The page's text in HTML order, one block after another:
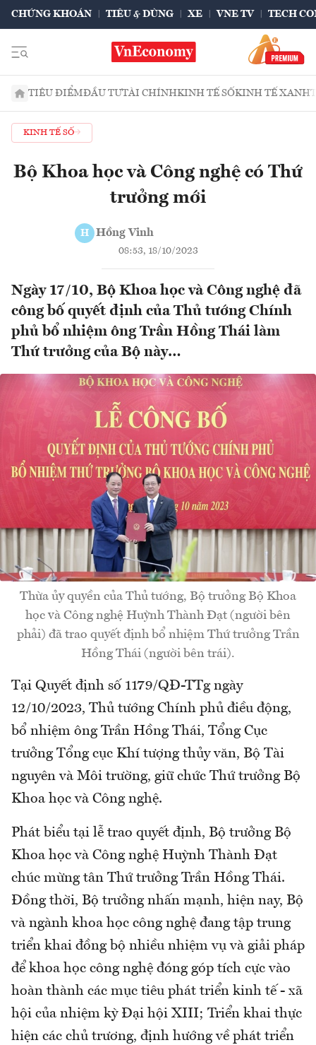
CHỨNG KHOÁN TIÊU & DÙNG XE VNE TV TECH
TIÊU ĐIỂMĐẦU TƯTÀI CHÍNHKINH TẾ SỐKINH TẾ XANH
KINH TẾ SỐ
Bộ Khoa học và Công nghệ có Thứ
trưởng mới
H Hồng Vinh
08:53, 18/10/2023
Ngày 17/10, Bộ Khoa học và Công nghệ đã
công bố quyết định của Thủ tướng Chính
phủ bổ nhiệm ông Trần Hồng Thái làm
Thứ trưởng của Bộ này…
Thừa ủy quyền của Thủ tướng, Bộ trưởng Bộ Khoa
học và Công nghệ Huỳnh Thành Đạt (người bên
phải) đã trao quyết định bổ nhiệm Thứ trưởng Trần
Hồng Thái (người bên trái).
Tại Quyết định số 1179/QĐ-TTg ngày
12/10/2023, Thủ tướng Chính phủ điều động,
bổ nhiệm ông Trần Hồng Thái, Tổng Cục
trưởng Tổng cục Khí tượng thủy văn, Bộ Tài
nguyên và Môi trường, giữ chức Thứ trưởng Bộ
Khoa học và Công nghệ.
Phát biểu tại lễ trao quyết định, Bộ trưởng Bộ
Khoa học và Công nghệ Huỳnh Thành Đạt
chúc mừng tân Thứ trưởng Trần Hồng Thái.
Đồng thời, Bộ trưởng nhấn mạnh, hiện nay, Bộ
và ngành khoa học công nghệ đang tập trung
triển khai đồng bộ nhiều nhiệm vụ và giải pháp
để khoa học công nghệ đóng góp tích cực vào
hoàn thành các mục tiêu phát triển kinh tế - xã
hội của nhiệm kỳ Đại hội XIII; Triển khai thực
hiện các chủ trương, định hướng về phát triển